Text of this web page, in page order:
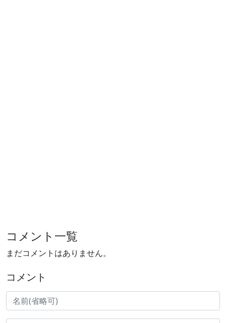
コメント一覧
まだコメントはありません。
コメント